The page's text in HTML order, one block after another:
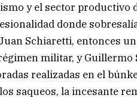
y el sector productivo
donde
Schiaretti, entonces
militar, y Guillermo
realizadas en el
saqueos, la incesante